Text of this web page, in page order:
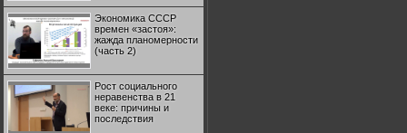
Экономика СССР
времен «застоя»:
жажда планомерности
(часть 2)
Рост социального
неравенства в 21
веке: причины и
последствия